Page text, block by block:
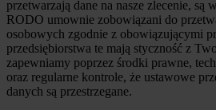
przetwarzają dane na nasze zlecenie, są
RODO umownie zobowiązani do
osobowych zgodnie z obowiązującymi
przedsiębiorstwa te mają styczność z
zapewniamy poprzez środki prawne,
oraz regularne kontrole, że ustawowe
danych są przestrzegane.